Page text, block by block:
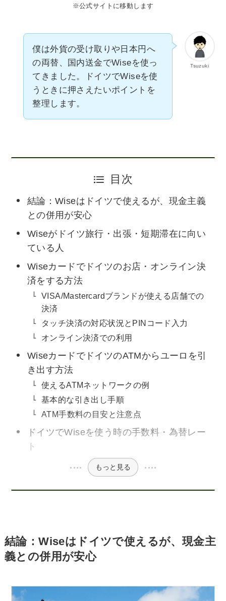
※公式サイトに移動します
Tsuzuki
僕は外貨の受け取りや日本円へ
の両替、国内送金でWiseを使っ
てきました。ドイツでWiseを使
うときに押さえたいポイントを
整理します。
目次
結論：Wiseはドイツで使えるが、現金主義
との併用が安心
Wiseがドイツ旅行・出張・短期滞在に向い
ている人
Wiseカードでドイツのお店・オンライン決
済をする方法
VISA/Mastercardブランドが使える店舗での
決済
タッチ決済の対応状況とPINコード入力
オンライン決済での利用
WiseカードでドイツのATMからユーロを引
き出す方法
使えるATMネットワークの例
基本的な引き出し手順
ATM手数料の目安と注意点
ドイツでWiseを使う時の手数料・為替レー
ト
もっと見る
結論：Wiseはドイツで使えるが、現金主
義との併用が安心